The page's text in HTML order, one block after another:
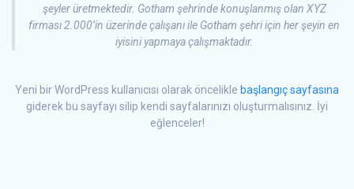
şeyler üretmektedir. Gotham şehrinde konuşlanmış olan XYZ
firması 2.000’in üzerinde çalışanı ile Gotham şehri için her şeyin en
iyisini yapmaya çalışmaktadır.
Yeni bir WordPress kullanıcısı olarak öncelikle başlangıç sayfasına
giderek bu sayfayı silip kendi sayfalarınızı oluşturmalısınız. İyi
eğlenceler!